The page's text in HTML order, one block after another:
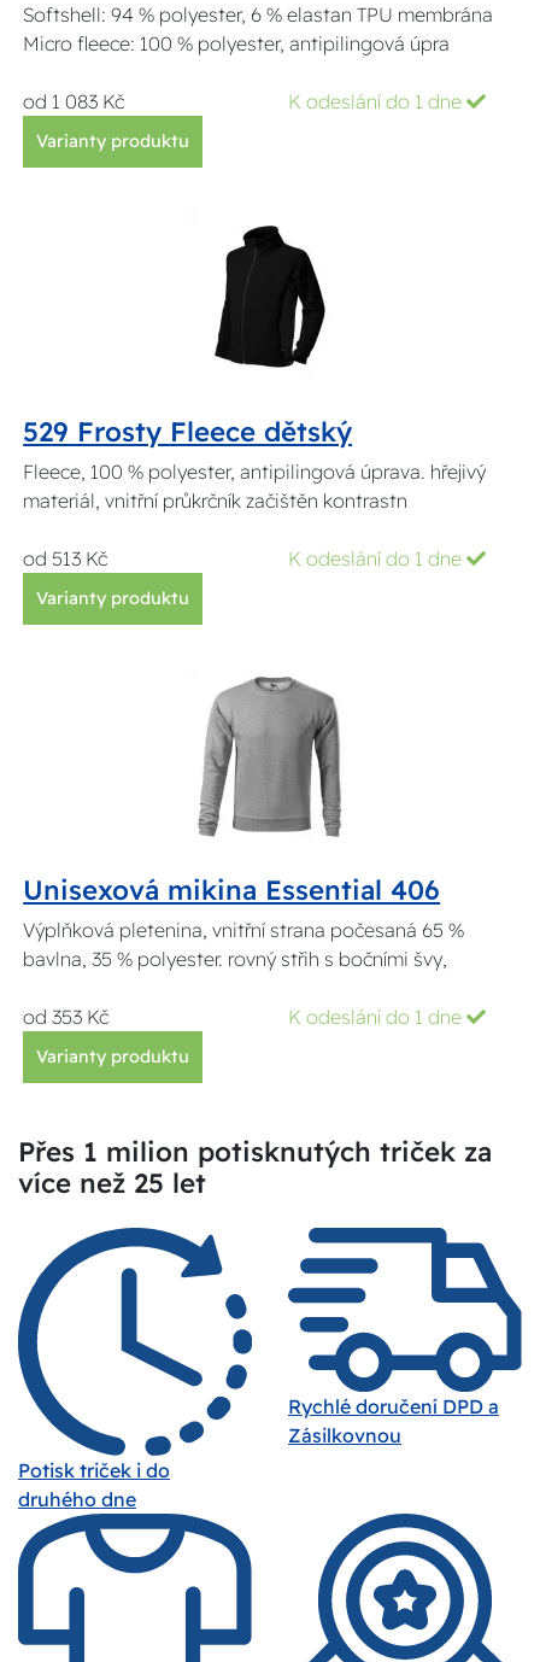
Softshell: 94 % polyester, 6 % elastan TPU membrána
Micro fleece: 100 % polyester, antipilingová úpra
od 1 083 Kč K odeslání do 1 dne
Varianty produktu
529 Frosty Fleece dětský
Fleece, 100 % polyester, antipilingová úprava. hřejivý
materiál, vnitřní průkrčník začištěn kontrastn
od 513 Kč K odeslání do 1 dne
Varianty produktu
Unisexová mikina Essential 406
Výplňková pletenina, vnitřní strana počesaná 65 %
bavlna, 35 % polyester. rovný střih s bočními švy,
od 353 Kč K odeslání do 1 dne
Varianty produktu
Přes 1 milion potisknutých triček za
více než 25 let
Potisk triček i do
druhého dne
Rychlé doručení DPD a
Zásilkovnou